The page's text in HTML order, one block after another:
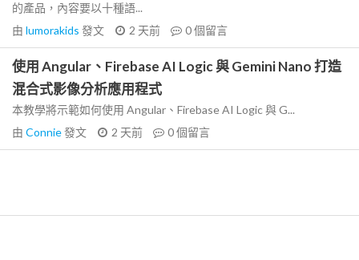
的產品，內容要以十種語...
由 lumorakids 發文 2 天前 0個留言
使用 Angular、Firebase AI Logic 與 Gemini Nano 打造
混合式影像分析應用程式
本教學將示範如何使用 Angular、Firebase AI Logic 與 G...
由 Connie發文 2 天前 0個留言